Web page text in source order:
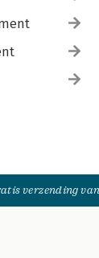
verzending